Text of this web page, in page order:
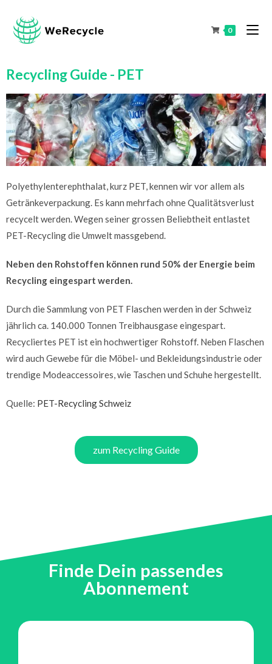
0
Recycling Guide - PET
Polyethylenterephthalat, kurz PET, kennen wir vor allem als
Getränkeverpackung. Es kann mehrfach ohne Qualitätsverlust
recycelt werden. Wegen seiner grossen Beliebtheit entlastet
PET-Recycling die Umwelt massgebend.
Neben den Rohstoffen können rund 50% der Energie beim
Recycling eingespart werden.
Durch die Sammlung von PET Flaschen werden in der Schweiz
jährlich ca. 140.000 Tonnen Treibhausgase eingespart.
Recycliertes PET ist ein hochwertiger Rohstoff. Neben Flaschen
wird auch Gewebe für die Möbel- und Bekleidungsindustrie oder
trendige Modeaccessoires, wie Taschen und Schuhe hergestellt.
Quelle: PET-Recycling Schweiz
zum Recycling Guide
Finde Dein passendes
Abonnement